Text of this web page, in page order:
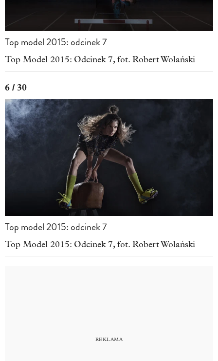
Top model 2015: odcinek 7
Top Model 2015: Odcinek 7, fot. Robert Wolański
6 / 30
Top model 2015: odcinek 7
Top Model 2015: Odcinek 7, fot. Robert Wolański